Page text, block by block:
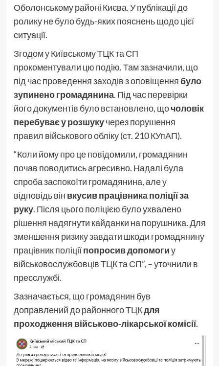
Оболонському районі Києва. У публікації до
ролику не було будь-яких пояснень щодо цієї
ситуації.
Згодом у Київському ТЦК та СП
прокоментували цю подію. Там зазначили, що
під час проведення заходів з оповіщеннябуло
зупинено громадянина. Під час перевірки
його документів було встановлено, щочоловік
перебуває у розшукучерез порушення
правил військового обліку (ст. 210 КУпАП).
“Коли йому про це повідомили, громадянин
почав поводитись агресивно. Надалі була
спроба заспокоїти громадянина, але у
відповідь він вкусив працівника поліції за
руку. Після цього поліцією було ухвалено
рішення надягнути кайданки на порушника. Для
зменшення ризику завдати шкоди громадянину
працівник поліціїпопросив допомогиу
військовослужбовців ТЦК та СП”, – уточнили в
пресслужбі.
Зазначається, що громадянин був
доправлений до районного ТЦКдля
проходження військово-лікарської комісії.